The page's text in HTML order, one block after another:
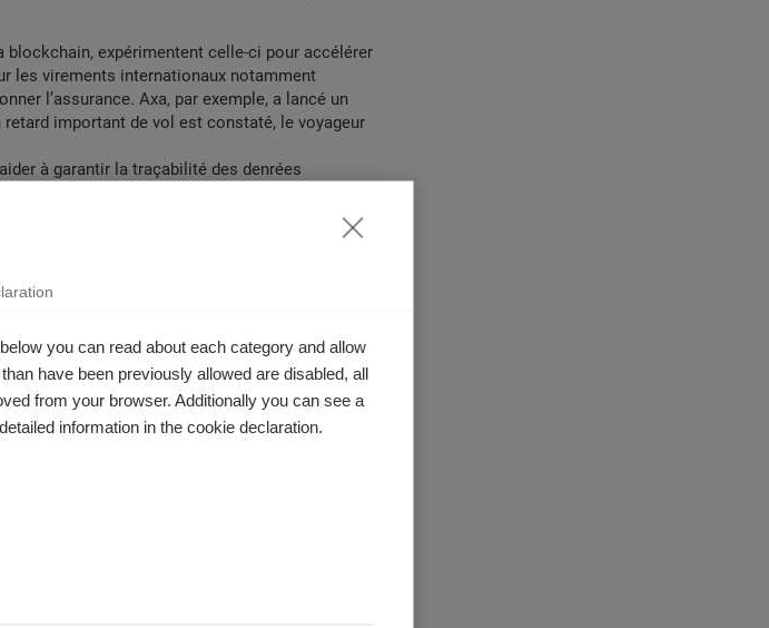
blockchain, expérimentent celle-ci pour accélérer
les virements internationaux notamment
l’assurance. Axa, par exemple, a lancé un
retard important de vol est constaté, le voyageur
à garantir la traçabilité des denrées
rôle majeur au sein des chaînes logistiques
le contrôle des flux de produits
crypto-monnaie, dérivée du crowdfunding
you can read about each category and allow
have been previously allowed are disabled, all
from your browser. Additionally you can see a
information in the cookie declaration.